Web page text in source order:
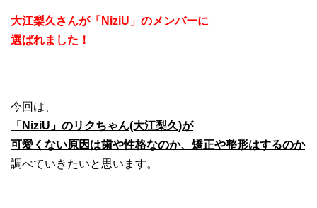
大江梨久さんが「NiziU」のメンバーに
選ばれました！
今回は、
「NiziU」のリクちゃん(大江梨久)が
可愛くない原因は歯や性格なのか、矯正や整形はするのか
調べていきたいと思います。